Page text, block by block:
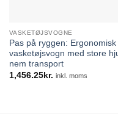
VASKETØJSVOGNE
Pas på ryggen: Ergonomisk
vasketøjsvogn med store
nem transport
1,456.25kr. inkl. moms